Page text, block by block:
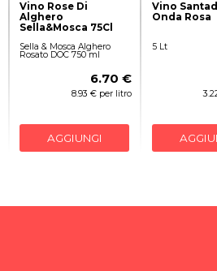
Vino Rose Di
Alghero
Sella&Mosca 75Cl
Sella & Mosca Alghero
Rosato DOC 750 ml
6.70 €
8.93 € per litro
AGGIUNGI
Vino
Onda Rosa
5 Lt